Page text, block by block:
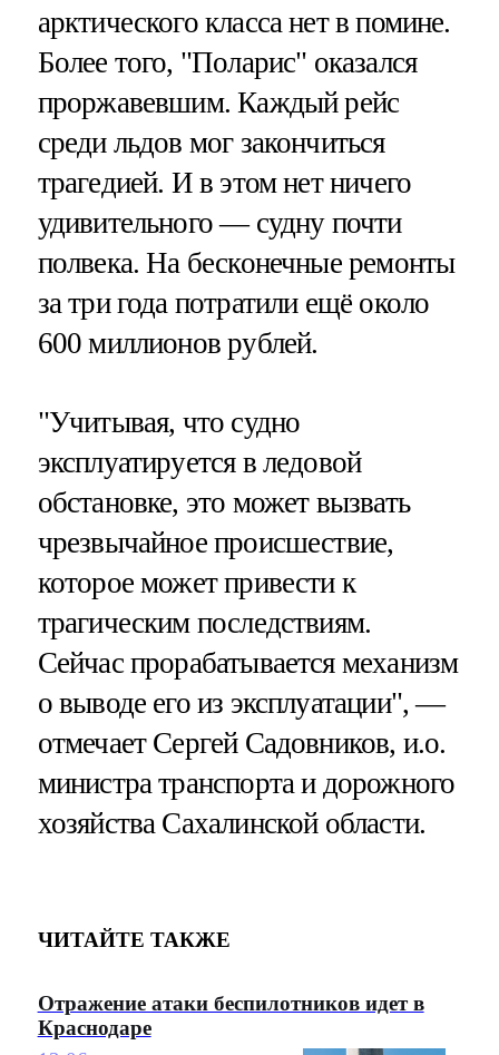
арктического класса нет в помине.
Более того, "Поларис" оказался
проржавевшим. Каждый рейс
среди льдов мог закончиться
трагедией. И в этом нет ничего
удивительного — судну почти
полвека. На бесконечные ремонты
за три года потратили ещё около
600 миллионов рублей.
"Учитывая, что судно
эксплуатируется в ледовой
обстановке, это может вызвать
чрезвычайное происшествие,
которое может привести к
трагическим последствиям.
Сейчас прорабатывается механизм
о выводе его из эксплуатации", —
отмечает Сергей Садовников, и.о.
министра транспорта и дорожного
хозяйства Сахалинской области.
ЧИТАЙТЕ ТАКЖЕ
Отражение атаки беспилотников идет в
Краснодаре